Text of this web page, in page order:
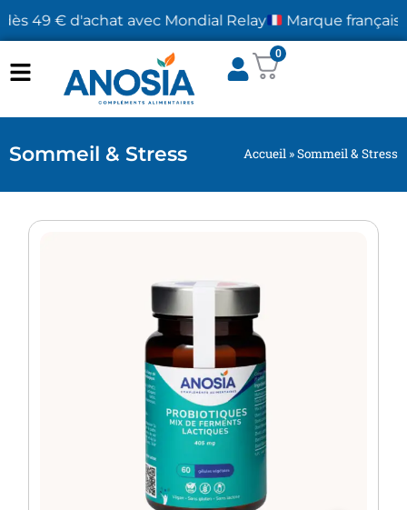
49 € d'achat avec Mondial Relay Marque française,
0
Sommeil & Stress Accueil »Sommeil & Stress